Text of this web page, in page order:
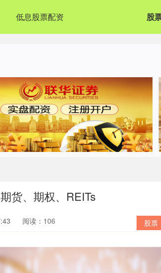
低息股票配资 股
货、期权、REITs
股票
阅读：106